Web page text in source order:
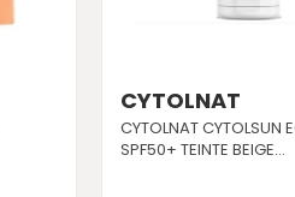
CYTOLNAT
CYTOLNAT CYTOLSUN
SPF50+ TEINTE BEIGE...